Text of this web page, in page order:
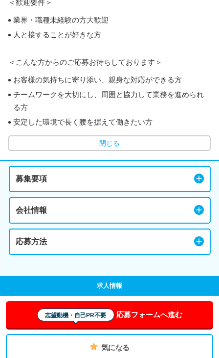
＜歓迎要件＞
業界・職種未経験の方大歓迎
人と接することが好きな方
＜こんな方からのご応募お待ちしております＞
お客様の気持ちに寄り添い、親身な対応ができる方
チームワークを大切にし、周囲と協力して業務を進められ
る方
安定した環境で長く腰を据えて働きたい方
閉じる
募集要項
会社情報
応募方法
求人情報
志望動機・自己PR不要 応募フォームへ進む
気になる